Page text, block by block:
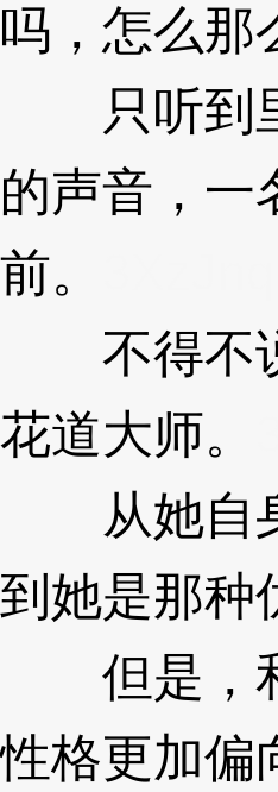
吗，怎么那
只听到里
的声音，一
前。
不得不说
花道大师。
从她自身
到她是那种
但是，和
性格更加偏